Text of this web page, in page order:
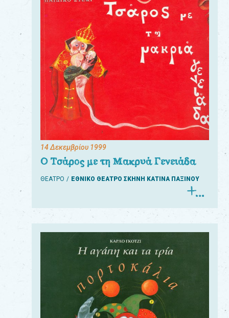
14 Δεκεμβρίου 1999
Ο Τσάρος με τη Μακρυά Γενειάδα
ΘΕΑΤΡΟ ΕΘΝΙΚΟ ΘΕΑΤΡΟ ΣΚΗΝΗ ΚΑΤΙΝΑ ΠΑΞΙΝΟΥ